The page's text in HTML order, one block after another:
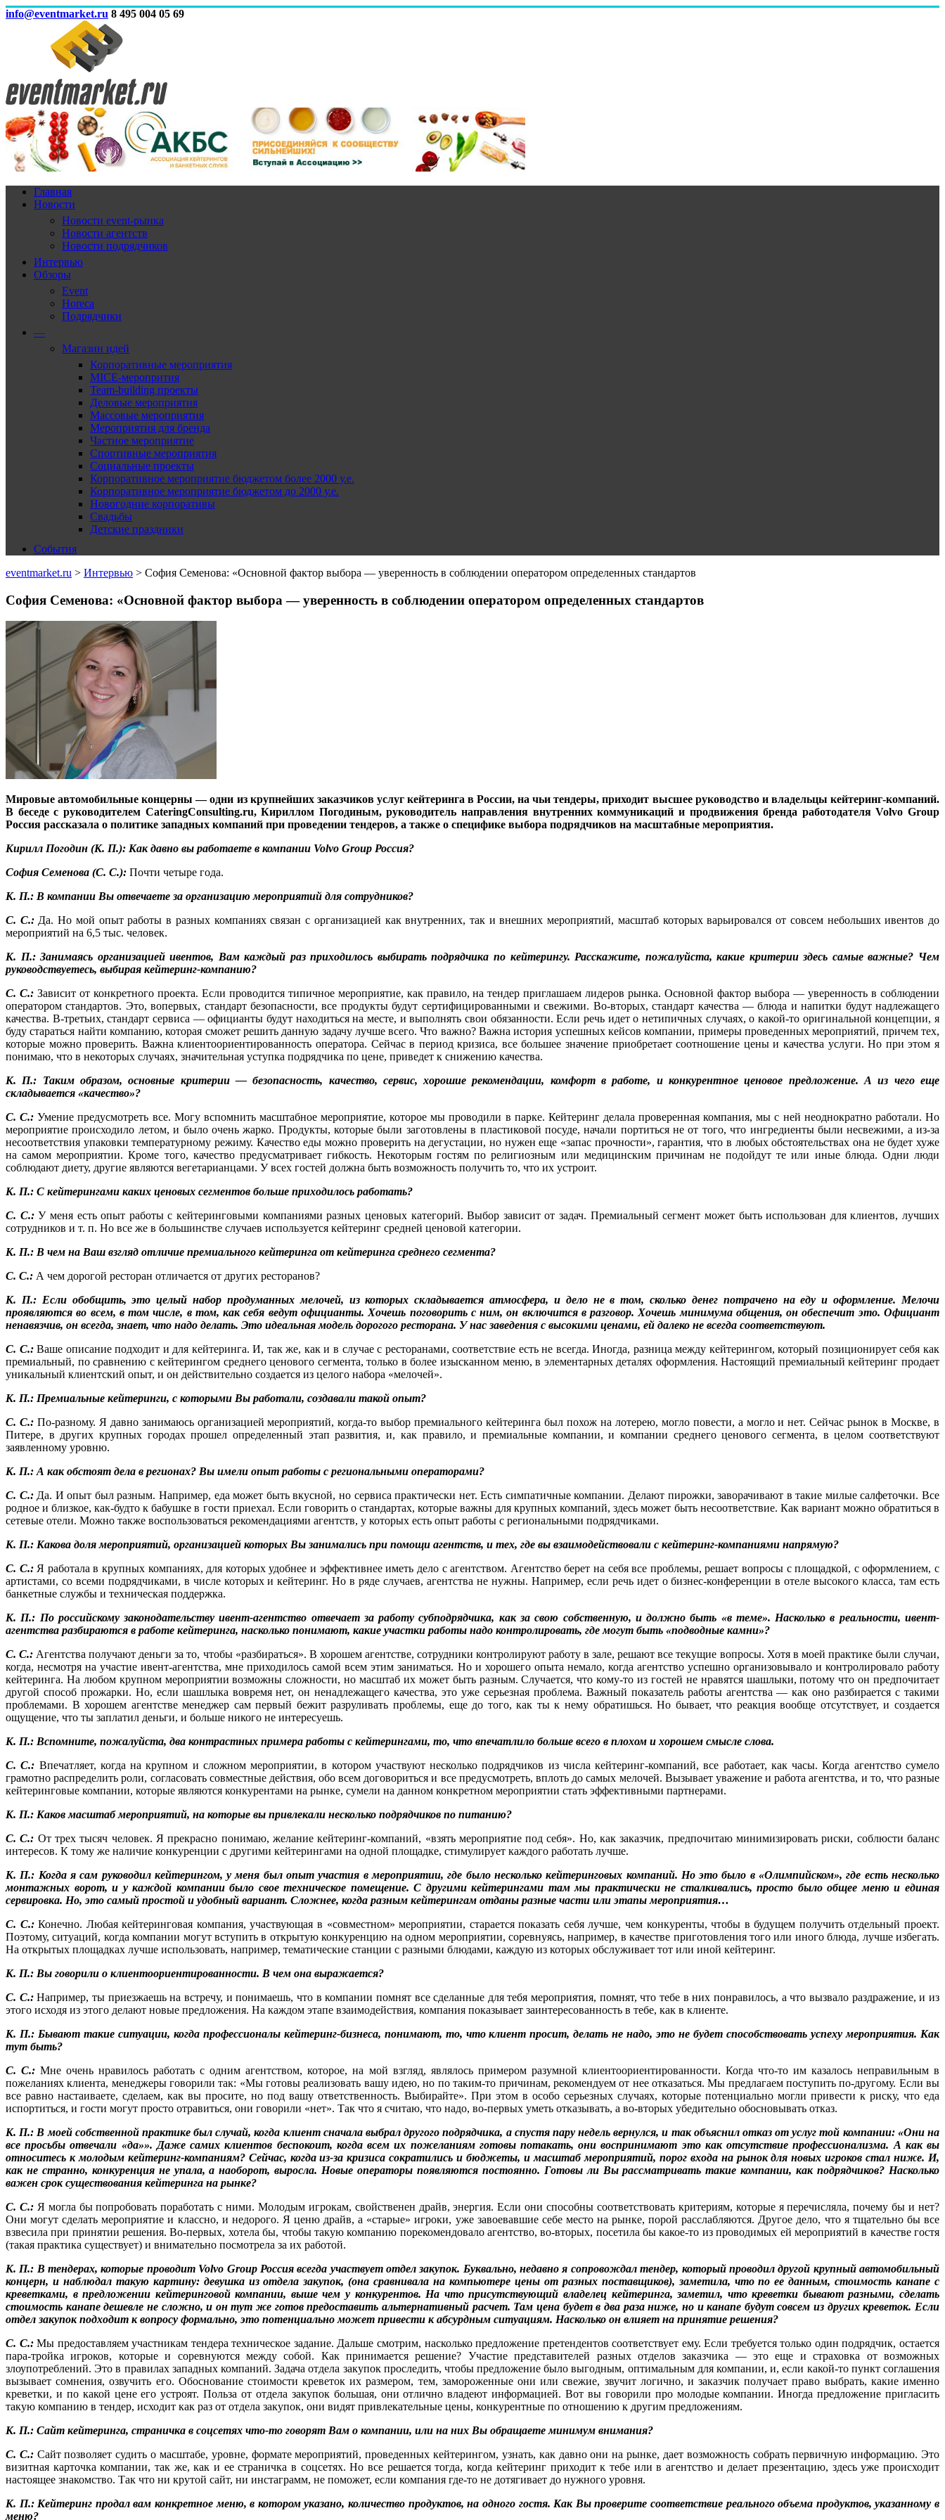
info@eventmarket.ru 8 495 004 05 69
Главная
Новости
Новости event-рынка
Новости агентств
Новости подрядчиков
Интервью
Обзоры
Event
Horeca
Подрядчики
—
Магазин идей
Корпоративные мероприятия
MICE-меропрития
Team-building проекты
Деловые мероприятия
Массовые мероприятия
Мероприятия для бренда
Частное мероприятие
Спортивные мероприятия
Социальные проекты
Корпоративное мероприятие бюджетом более 2000 у.е.
Корпоративное мероприятие бюджетом до 2000 у.е.
Новогодние корпоративы
Свадьбы
Детские праздники
События
eventmarket.ru > Интервью > София Семенова: «Основной фактор выбора — уверенность в соблюдении оператором определенных стандартов
София Семенова: «Основной фактор выбора — уверенность в соблюдении оператором определенных стандартов
Мировые автомобильные концерны — одни из крупнейших заказчиков услуг кейтеринга в России, на чьи тендеры, приходит высшее руководство и владельцы кейтеринг-компаний.
В беседе с руководителем CateringConsulting.ru, Кириллом Погодиным, руководитель направления внутренних коммуникаций и продвижения бренда работодателя Volvo Group
Россия рассказала о политике западных компаний при проведении тендеров, а также о специфике выбора подрядчиков на масштабные мероприятия.
Кирилл Погодин (К. П.): Как давно вы работаете в компании Volvo Group Россия?
София Семенова (С. С.): Почти четыре года.
К. П.: В компании Вы отвечаете за организацию мероприятий для сотрудников?
С. С.:Да. Но мой опыт работы в разных компаниях связан с организацией как внутренних, так и внешних мероприятий, масштаб которых варьировался от совсем небольших ивентов до
мероприятий на 6,5 тыс. человек.
К. П.: Занимаясь организацией ивентов, Вам каждый раз приходилось выбирать подрядчика по кейтерингу. Расскажите, пожалуйста, какие критерии здесь самые важные? Чем
руководствуетесь, выбирая кейтеринг-компанию?
С. С.:Зависит от конкретного проекта. Если проводится типичное мероприятие, как правило, на тендер приглашаем лидеров рынка. Основной фактор выбора — уверенность в соблюдении
оператором стандартов. Это, вопервых, стандарт безопасности, все продукты будут сертифицированными и свежими. Во-вторых, стандарт качества — блюда и напитки будут надлежащего
качества. В-третьих, стандарт сервиса — официанты будут находиться на месте, и выполнять свои обязанности. Если речь идет о нетипичных случаях, о какой-то оригинальной концепции, я
буду стараться найти компанию, которая сможет решить данную задачу лучше всего. Что важно? Важна история успешных кейсов компании, примеры проведенных мероприятий, причем тех,
которые можно проверить. Важна клиентоориентированность оператора. Сейчас в период кризиса, все большее значение приобретает соотношение цены и качества услуги. Но при этом я
понимаю, что в некоторых случаях, значительная уступка подрядчика по цене, приведет к снижению качества.
К. П.: Таким образом, основные критерии — безопасность, качество, сервис, хорошие рекомендации, комфорт в работе, и конкурентное ценовое предложение. А из чего еще
складывается «качество»?
С. С.: Умение предусмотреть все. Могу вспомнить масштабное мероприятие, которое мы проводили в парке. Кейтеринг делала проверенная компания, мы с ней неоднократно работали. Но
мероприятие происходило летом, и было очень жарко. Продукты, которые были заготовлены в пластиковой посуде, начали портиться не от того, что ингредиенты были несвежими, а из-за
несоответствия упаковки температурному режиму. Качество еды можно проверить на дегустации, но нужен еще «запас прочности», гарантия, что в любых обстоятельствах она не будет хуже
на самом мероприятии. Кроме того, качество предусматривает гибкость. Некоторым гостям по религиозным или медицинским причинам не подойдут те или иные блюда. Одни люди
соблюдают диету, другие являются вегетарианцами. У всех гостей должна быть возможность получить то, что их устроит.
К. П.: С кейтерингами каких ценовых сегментов больше приходилось работать?
С. С.: У меня есть опыт работы с кейтеринговыми компаниями разных ценовых категорий. Выбор зависит от задач. Премиальный сегмент может быть использован для клиентов, лучших
сотрудников и т. п. Но все же в большинстве случаев используется кейтеринг средней ценовой категории.
К. П.: В чем на Ваш взгляд отличие премиального кейтеринга от кейтеринга среднего сегмента?
С. С.: А чем дорогой ресторан отличается от других ресторанов?
К. П.: Если обобщить, это целый набор продуманных мелочей, из которых складывается атмосфера, и дело не в том, сколько денег потрачено на еду и оформление. Мелочи
проявляются во всем, в том числе, в том, как себя ведут официанты. Хочешь поговорить с ним, он включится в разговор. Хочешь минимума общения, он обеспечит это. Официант
ненавязчив, он всегда, знает, что надо делать. Это идеальная модель дорогого ресторана. У нас заведения с высокими ценами, ей далеко не всегда соответствуют.
С. С.:Ваше описание подходит и для кейтеринга. И, так же, как и в случае с ресторанами, соответствие есть не всегда. Иногда, разница между кейтерингом, который позиционирует себя как
премиальный, по сравнению с кейтерингом среднего ценового сегмента, только в более изысканном меню, в элементарных деталях оформления. Настоящий премиальный кейтеринг продает
уникальный клиентский опыт, и он действительно создается из целого набора «мелочей».
К. П.: Премиальные кейтеринги, с которыми Вы работали, создавали такой опыт?
С. С.:По-разному. Я давно занимаюсь организацией мероприятий, когда-то выбор премиального кейтеринга был похож на лотерею, могло повести, а могло и нет. Сейчас рынок в Москве, в
Питере, в других крупных городах прошел определенный этап развития, и, как правило, и премиальные компании, и компании среднего ценового сегмента, в целом соответствуют
заявленному уровню.
К. П.: А как обстоят дела в регионах? Вы имели опыт работы с региональными операторами?
С. С.:Да. И опыт был разным. Например, еда может быть вкусной, но сервиса практически нет. Есть симпатичные компании. Делают пирожки, заворачивают в такие милые салфеточки. Все
родное и близкое, как-будто к бабушке в гости приехал. Если говорить о стандартах, которые важны для крупных компаний, здесь может быть несоответствие. Как вариант можно обратиться в
сетевые отели. Можно также воспользоваться рекомендациями агентств, у которых есть опыт работы с региональными подрядчиками.
К. П.: Какова доля мероприятий, организацией которых Вы занимались при помощи агентств, и тех, где вы взаимодействовали с кейтеринг-компаниями напрямую?
С. С.:Я работала в крупных компаниях, для которых удобнее и эффективнее иметь дело с агентством. Агентство берет на себя все проблемы, решает вопросы с площадкой, с оформлением, с
артистами, со всеми подрядчиками, в числе которых и кейтеринг. Но в ряде случаев, агентства не нужны. Например, если речь идет о бизнес-конференции в отеле высокого класса, там есть
банкетные службы и техническая поддержка.
К. П.: По российскому законодательству ивент-агентство отвечает за работу субподрядчика, как за свою собственную, и должно быть «в теме». Насколько в реальности, ивент-
агентства разбираются в работе кейтеринга, насколько понимают, какие участки работы надо контролировать, где могут быть «подводные камни»?
С. С.: Агентства получают деньги за то, чтобы «разбираться». В хорошем агентстве, сотрудники контролируют работу в зале, решают все текущие вопросы. Хотя в моей практике были случаи,
когда, несмотря на участие ивент-агентства, мне приходилось самой всем этим заниматься. Но и хорошего опыта немало, когда агентство успешно организовывало и контролировало работу
кейтеринга. На любом крупном мероприятии возможны сложности, но масштаб их может быть разным. Случается, что кому-то из гостей не нравятся шашлыки, потому что он предпочитает
другой способ прожарки. Но, если шашлыка вовремя нет, он ненадлежащего качества, это уже серьезная проблема. Важный показатель работы агентства — как оно разбирается с такими
проблемами. В хорошем агентстве менеджер сам первый бежит разруливать проблемы, еще до того, как ты к нему обратишься. Но бывает, что реакция вообще отсутствует, и создается
ощущение, что ты заплатил деньги, и больше никого не интересуешь.
К. П.: Вспомните, пожалуйста, два контрастных примера работы с кейтерингами, то, что впечатлило больше всего в плохом и хорошем смысле слова.
С. С.: Впечатляет, когда на крупном и сложном мероприятии, в котором участвуют несколько подрядчиков из числа кейтеринг-компаний, все работает, как часы. Когда агентство сумело
грамотно распределить роли, согласовать совместные действия, обо всем договориться и все предусмотреть, вплоть до самых мелочей. Вызывает уважение и работа агентства, и то, что разные
кейтеринговые компании, которые являются конкурентами на рынке, сумели на данном конкретном мероприятии стать эффективными партнерами.
К. П.: Каков масштаб мероприятий, на которые вы привлекали несколько подрядчиков по питанию?
С. С.: От трех тысяч человек. Я прекрасно понимаю, желание кейтеринг-компаний, «взять мероприятие под себя». Но, как заказчик, предпочитаю минимизировать риски, соблюсти баланс
интересов. К тому же наличие конкуренции с другими кейтерингами на одной площадке, стимулирует каждого работать лучше.
К. П.: Когда я сам руководил кейтерингом, у меня был опыт участия в мероприятии, где было несколько кейтеринговых компаний. Но это было в «Олимпийском», где есть несколько
монтажных ворот, и у каждой компании было свое техническое помещение. С другими кейтерингами там мы практически не сталкивались, просто было общее меню и единая
сервировка. Но, это самый простой и удобный вариант. Сложнее, когда разным кейтерингам отданы разные части или этапы мероприятия…
С. С.:Конечно. Любая кейтеринговая компания, участвующая в «совместном» мероприятии, старается показать себя лучше, чем конкуренты, чтобы в будущем получить отдельный проект.
Поэтому, ситуаций, когда компании могут вступить в открытую конкуренцию на одном мероприятии, соревнуясь, например, в качестве приготовления того или иного блюда, лучше избегать.
На открытых площадках лучше использовать, например, тематические станции с разными блюдами, каждую из которых обслуживает тот или иной кейтеринг.
К. П.: Вы говорили о клиентоориентированности. В чем она выражается?
С. С.:Например, ты приезжаешь на встречу, и понимаешь, что в компании помнят все сделанные для тебя мероприятия, помнят, что тебе в них понравилось, а что вызвало раздражение, и из
этого исходя из этого делают новые предложения. На каждом этапе взаимодействия, компания показывает заинтересованность в тебе, как в клиенте.
К. П.: Бывают такие ситуации, когда профессионалы кейтеринг-бизнеса, понимают, то, что клиент просит, делать не надо, это не будет способствовать успеху мероприятия. Как
тут быть?
С. С.: Мне очень нравилось работать с одним агентством, которое, на мой взгляд, являлось примером разумной клиентоориентированности. Когда что-то им казалось неправильным в
пожеланиях клиента, менеджеры говорили так: «Мы готовы реализовать вашу идею, но по таким-то причинам, рекомендуем от нее отказаться. Мы предлагаем поступить по-другому. Если вы
все равно настаиваете, сделаем, как вы просите, но под вашу ответственность. Выбирайте». При этом в особо серьезных случаях, которые потенциально могли привести к риску, что еда
испортиться, и гости могут просто отравиться, они говорили «нет». Так что я считаю, что надо, во-первых уметь отказывать, а во-вторых убедительно обосновывать отказ.
К. П.: В моей собственной практике был случай, когда клиент сначала выбрал другого подрядчика, а спустя пару недель вернулся, и так объяснил отказ от услуг той компании: «Они на
все просьбы отвечали «да»». Даже самих клиентов беспокоит, когда всем их пожеланиям готовы потакать, они воспринимают это как отсутствие профессионализма. А как вы
относитесь к молодым кейтеринг-компаниям? Сейчас, когда из-за кризиса сократились и бюджеты, и масштаб мероприятий, порог входа на рынок для новых игроков стал ниже. И,
как не странно, конкуренция не упала, а наоборот, выросла. Новые операторы появляются постоянно. Готовы ли Вы рассматривать такие компании, как подрядчиков? Насколько
важен срок существования кейтеринга на рынке?
С. С.:Я могла бы попробовать поработать с ними. Молодым игрокам, свойственен драйв, энергия. Если они способны соответствовать критериям, которые я перечисляла, почему бы и нет?
Они могут сделать мероприятие и классно, и недорого. Я ценю драйв, а «старые» игроки, уже завоевавшие себе место на рынке, порой расслабляются. Другое дело, что я тщательно бы все
взвесила при принятии решения. Во-первых, хотела бы, чтобы такую компанию порекомендовало агентство, во-вторых, посетила бы какое-то из проводимых ей мероприятий в качестве гостя
(такая практика существует) и внимательно посмотрела за их работой.
К. П.: В тендерах, которые проводит Volvo Group Россия всегда участвует отдел закупок. Буквально, недавно я сопровождал тендер, который проводил другой крупный автомобильный
концерн, и наблюдал такую картину: девушка из отдела закупок, (она сравнивала на компьютере цены от разных поставщиков), заметила, что по ее данным, стоимость канапе с
креветками, в предложении кейтеринговой компании, выше чем у конкурентов. На что присутствующий владелец кейтеринга, заметил, что креветки бывают разными, сделать
стоимость канапе дешевле не сложно, и он тут же готов предоставить альтернативный расчет. Там цена будет в два раза ниже, но и канапе будут совсем из других креветок. Если
отдел закупок подходит к вопросу формально, это потенциально может привести к абсурдным ситуациям. Насколько он влияет на принятие решения?
С. С.:Мы предоставляем участникам тендера техническое задание. Дальше смотрим, насколько предложение претендентов соответствует ему. Если требуется только один подрядчик, остается
пара-тройка игроков, которые и соревнуются между собой. Как принимается решение? Участие представителей разных отделов заказчика — это еще и страховка от возможных
злоупотреблений. Это в правилах западных компаний. Задача отдела закупок проследить, чтобы предложение было выгодным, оптимальным для компании, и, если какой-то пункт соглашения
вызывает сомнения, озвучить его. Обоснование стоимости креветок их размером, тем, замороженные они или свежие, звучит логично, и заказчик получает право выбрать, какие именно
креветки, и по какой цене его устроят. Польза от отдела закупок большая, они отлично владеют информацией. Вот вы говорили про молодые компании. Иногда предложение пригласить
такую компанию в тендер, исходит как раз от отдела закупок, они видят привлекательные цены, конкурентные по отношению к другим предложениям.
К. П.: Сайт кейтеринга, страничка в соцсетях что-то говорят Вам о компании, или на них Вы обращаете минимум внимания?
С. С.:Сайт позволяет судить о масштабе, уровне, формате мероприятий, проведенных кейтерингом, узнать, как давно они на рынке, дает возможность собрать первичную информацию. Это
визитная карточка компании, так же, как и ее страничка в соцсетях. Но все решается тогда, когда кейтеринг приходит к тебе или в агентство и делает презентацию, здесь уже происходит
настоящее знакомство. Так что ни крутой сайт, ни инстаграмм, не поможет, если компания где-то не дотягивает до нужного уровня.
К. П.: Кейтеринг продал вам конкретное меню, в котором указано, количество продуктов, на одного гостя. Как Вы проверите соответствие реального объема продуктов, указанному в
меню?